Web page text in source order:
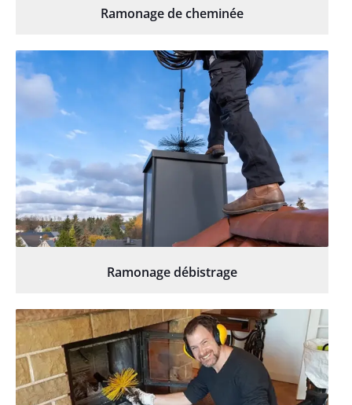
Ramonage de cheminée
Ramonage débistrage